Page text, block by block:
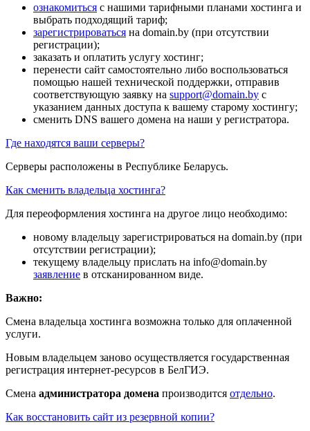
ознакомиться с нашими тарифными планами хостинга и
выбрать подходящий тариф;
зарегистрироваться на domain.by (при отсутствии
регистрации);
заказать и оплатить услугу хостинг;
перенести сайт самостоятельно либо воспользоваться
помощью нашей технической поддержки, отправив
соответствующую заявку на support@domain.by с
указанием данных доступа к вашему старому хостингу;
сменить DNS вашего домена на наши у регистратора.
Где находятся ваши серверы?
Серверы расположены в Республике Беларусь.
Как сменить владельца хостинга?
Для переоформления хостинга на другое лицо необходимо:
новому владельцу зарегистрироваться на domain.by (при
отсутствии регистрации);
текущему владельцу прислать на info@domain.by
заявление в отсканированном виде.
Важно:
Смена владельца хостинга возможна только для оплаченной
услуги.
Новым владельцем заново осуществляется государственная
регистрация интернет-ресурсов в БелГИЭ.
Смена администратора домена производится отдельно.
Как восстановить сайт из резервной копии?